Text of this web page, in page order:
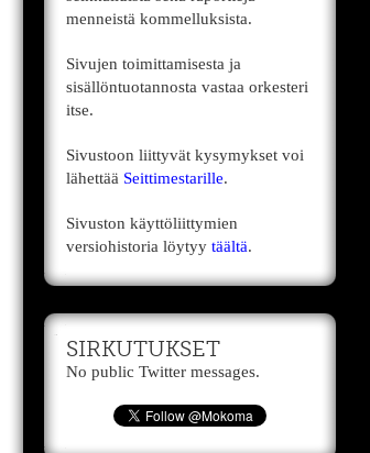
menneistä kommelluksista.
Sivujen toimittamisesta ja
sisällöntuotannosta vastaa orkesteri
itse.
Sivustoon liittyvät kysymykset voi
lähettää Seittimestarille.
Sivuston käyttöliittymien
versiohistoria löytyy täältä.
SIRKUTUKSET
No public Twitter messages.